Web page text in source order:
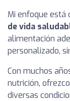
Mi enfoque está
de vida
alimentación
personalizado,
Con muchos
nutrición,
diversas